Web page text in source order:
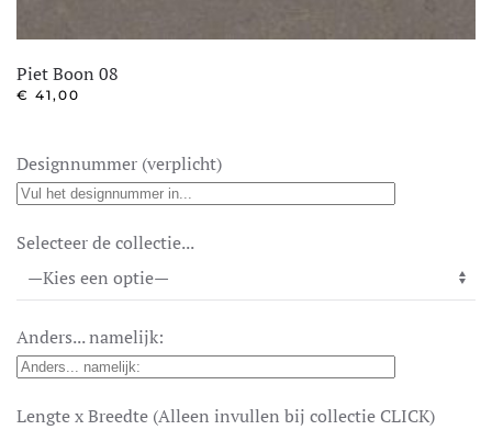
Piet Boon 08
€ 41,00
Designnummer (verplicht)
Selecteer de collectie...
Anders... namelijk:
Lengte x Breedte (Alleen invullen bij collectie CLICK)